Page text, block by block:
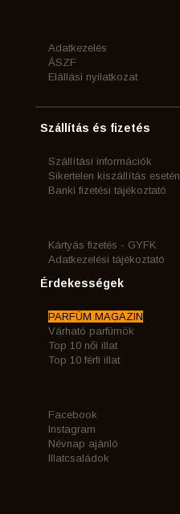
Adatkezelés
ÁSZF
Elállási nyilatkozat
Szállítás és fizetés
Szállítási információk
Sikertelen kiszállítás esetén
Banki fizetési tájékoztató
Kártyás fizetés - GYFK
Adatkezelési tájékoztató
Érdekességek
PARFÜM MAGAZIN
Várható parfümök
Top 10 női illat
Top 10 férfi illat
Facebook
Instagram
Névnap ajánló
Illatcsaládok